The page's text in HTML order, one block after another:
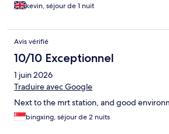
kevin, séjour de 1 nuit
Avis vérifié
10/10 Exceptionnel
1 juin 2026
Traduire avec Google
Next to the mrt station, and good
bingxing, séjour de 2 nuits